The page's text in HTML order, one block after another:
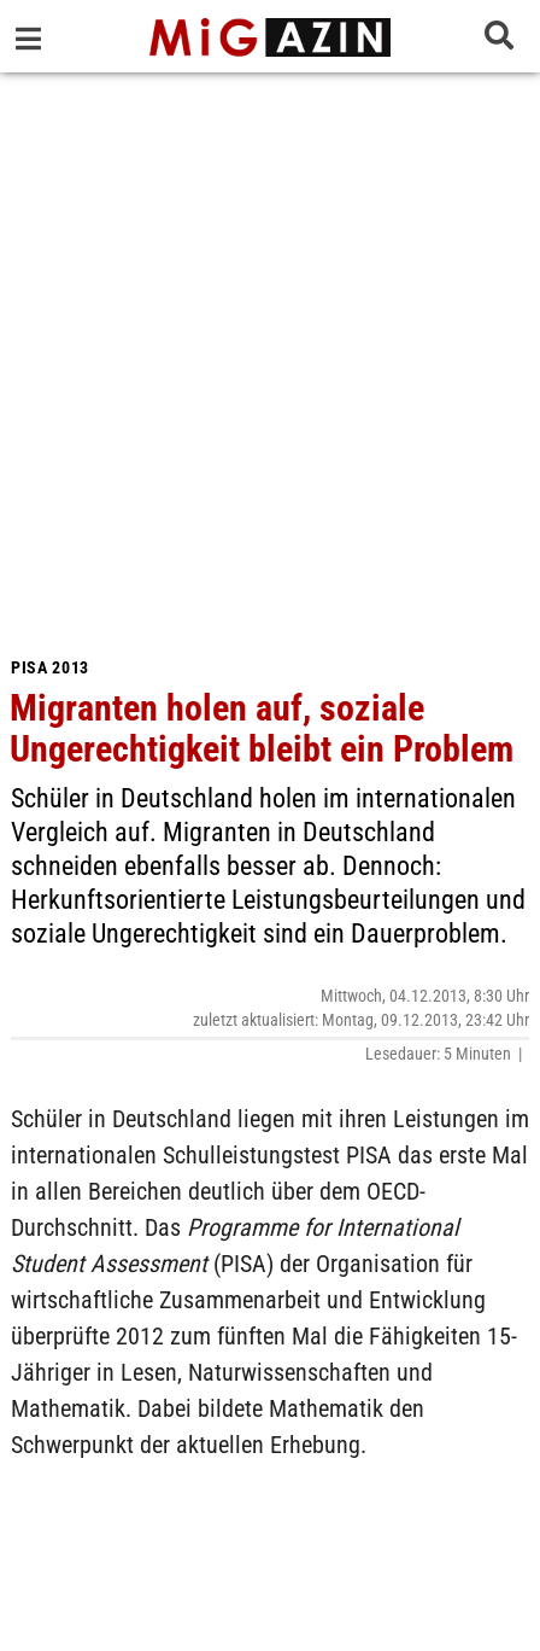
PISA 2013
Migranten holen auf, soziale
Ungerechtigkeit bleibt ein Problem
Schüler in Deutschland holen im internationalen
Vergleich auf. Migranten in Deutschland
schneiden ebenfalls besser ab. Dennoch:
Herkunftsorientierte Leistungsbeurteilungen und
soziale Ungerechtigkeit sind ein Dauerproblem.
Mittwoch, 04.12.2013, 8:30 Uhr
zuletzt aktualisiert: Montag, 09.12.2013, 23:42 Uhr
Lesedauer: 5 Minuten |
Schüler in Deutschland liegen mit ihren Leistungen im
internationalen Schulleistungstest PISA das erste Mal
in allen Bereichen deutlich über dem OECD-
Durchschnitt. Das Programme for International
Student Assessment(PISA) der Organisation für
wirtschaftliche Zusammenarbeit und Entwicklung
überprüfte 2012 zum fünften Mal die Fähigkeiten 15-
Jähriger in Lesen, Naturwissenschaften und
Mathematik. Dabei bildete Mathematik den
Schwerpunkt der aktuellen Erhebung.